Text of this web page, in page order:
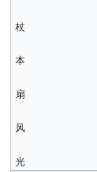
杖
本
扇
风
光